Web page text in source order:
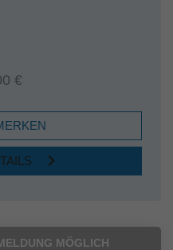
€
MÖGLICH